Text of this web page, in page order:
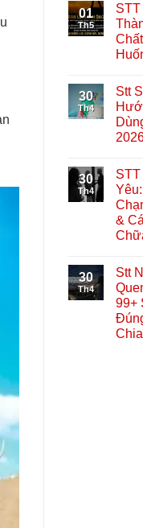
01
Th5
30
Th4
Stt
30
Th4
&
30
Th4
Stt
99+